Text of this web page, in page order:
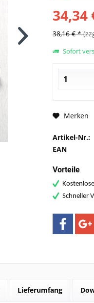
38,16 € *
Sofort
Merken
Artikel-Nr.:
EAN
Vorteile
Schneller
Lieferumfang